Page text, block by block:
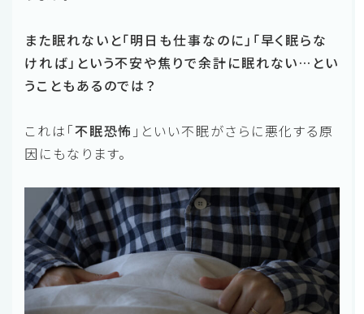
また眠れないと「明日も仕事なのに」「早く眠らな
ければ」という不安や焦りで余計に眠れない…とい
うこともあるのでは？
これは「不眠恐怖 」といい不眠がさらに悪化する原
因にもなります。